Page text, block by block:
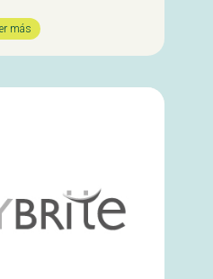
más